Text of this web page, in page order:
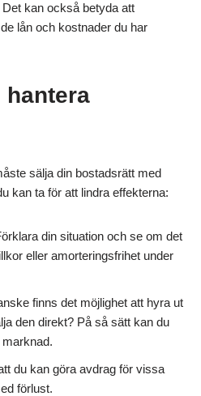
kan också betyda att
lån och kostnader du har
hantera
sälja din bostadsrätt med
kan ta för att lindra effekterna:
din situation och se om det
eller amorteringsfrihet under
finns det möjlighet att hyra ut
den direkt? På så sätt kan du
du kan göra avdrag för vissa
förlust.